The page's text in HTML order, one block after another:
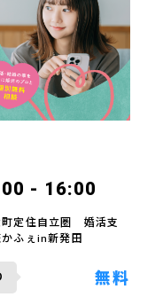
- 16:00
町定住自立圏 婚活支
ふぇin新発田
無料